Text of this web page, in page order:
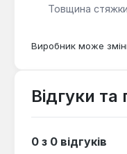
Товщина стяжки
Виробник може
Відгуки та
0 з 0 відгуків